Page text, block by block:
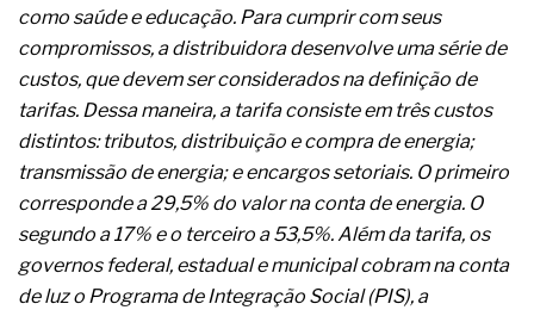
complexa ficou ainda mais humana
como saúde e educação. Para cumprir com seus
compromissos, a distribuidora desenvolve uma série de
custos, que devem ser considerados na definição de
tarifas. Dessa maneira, a tarifa consiste em três custos
distintos: tributos, distribuição e compra de energia;
transmissão de energia; e encargos setoriais. O primeiro
corresponde a 29,5% do valor na conta de energia. O
segundo a 17% e o terceiro a 53,5%. Além da tarifa, os
governos federal, estadual e municipal cobram na conta
de luz o Programa de Integração Social (PIS), a